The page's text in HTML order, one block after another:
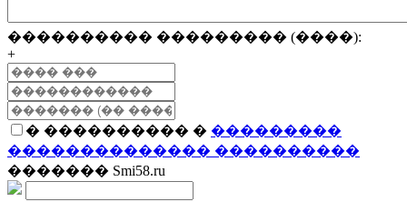
���������� ��������� (����):
+
� ���������� � ���������
�������������� ����������
������� Smi58.ru